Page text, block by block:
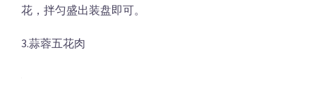
花，拌匀盛出装盘即可。
3.蒜蓉五花肉